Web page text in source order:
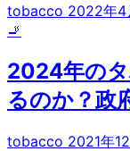
tobacco 2022年4
🚬
2024年の
るのか？政
tobacco 2021年